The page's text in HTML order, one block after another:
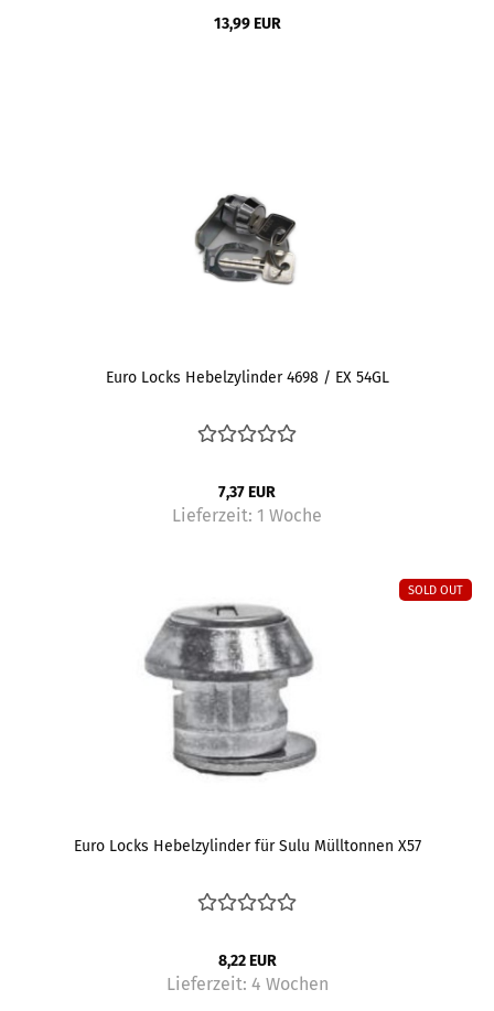
13,99 EUR
Euro Locks Hebelzylinder 4698 / EX 54GL
7,37 EUR
Lieferzeit: 1 Woche
SOLD OUT
Euro Locks Hebelzylinder für Sulu Mülltonnen X57
8,22 EUR
Lieferzeit: 4 Wochen